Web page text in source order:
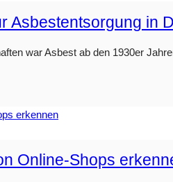
Asbestentsorgung in
war Asbest ab den 1930er
Online-Shops